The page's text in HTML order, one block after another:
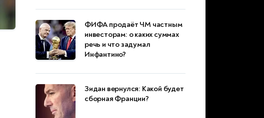
ФИФА продаёт ЧМ частным
инвесторам: о каких суммах
речь и что задумал
Инфантино?
Зидан вернулся: Какой будет
сборная Франции?